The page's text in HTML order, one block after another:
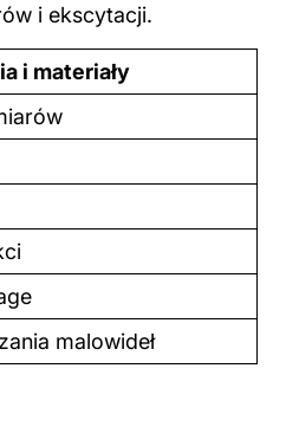
i ekscytacji.
i materiały
malowideł